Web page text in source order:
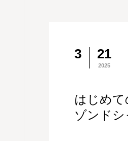
3 21
2025
はじめ
ゾンド